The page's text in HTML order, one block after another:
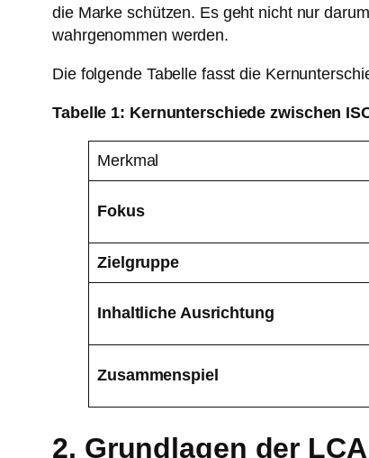
die Marke schützen. Es geht nicht nur
wahrgenommen werden.
Die folgende Tabelle fasst die
Tabelle 1: Kernunterschiede zwischen
Merkmal
Fokus
Zielgruppe
Inhaltliche Ausrichtung
Zusammenspiel
2. Grundlagen der